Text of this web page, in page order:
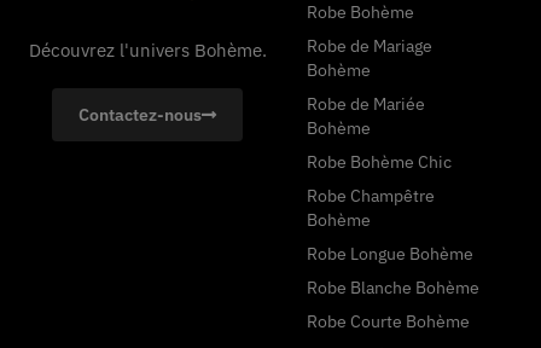
Découvrez l'univers Bohème.
Contactez-nous
Robe Bohème
Robe de Mariage
Bohème
Robe de Mariée
Bohème
Robe Bohème Chic
Robe Champêtre
Bohème
Robe Longue Bohème
Robe Blanche Bohème
Robe Courte Bohème